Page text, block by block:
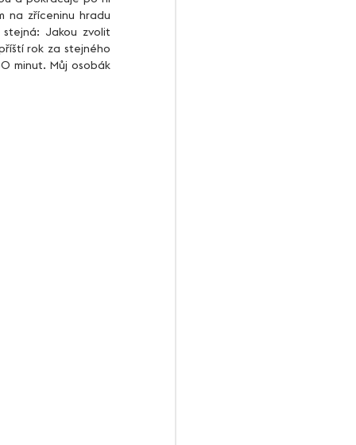
na zříceninu hradu
Jakou zvolit
rok za stejného
minut. Můj osobák